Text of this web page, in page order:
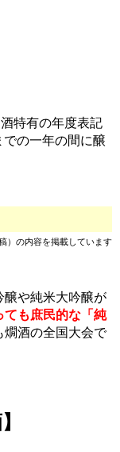
特有の年度表記
の一年の間に醸
）の内容を掲載しています
醸や純米大吟醸が
ても庶民的な「純
燗酒の全国大会で